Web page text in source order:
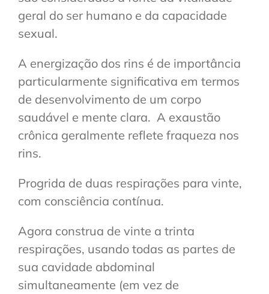
geral do ser humano e da capacidade
sexual.
A energização dos rins é de importância
particularmente significativa em termos
de desenvolvimento de um corpo
saudável e mente clara. A exaustão
crônica geralmente reflete fraqueza nos
rins.
Progrida de duas respirações para vinte,
com consciência contínua.
Agora construa de vinte a trinta
respirações, usando todas as partes de
sua cavidade abdominal
simultaneamente (em vez de